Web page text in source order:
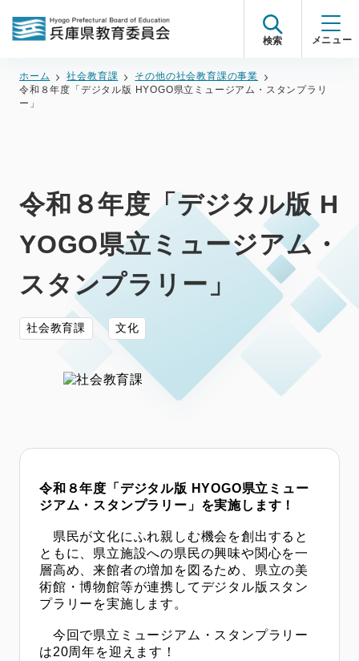
検索
ホーム 社会教育課
その他の社会教育課の事業
令和８年度「デジタル版 HYOGO県立ミュージアム・スタンプラリ
ー」
令和８年度「デジタル版 H
YOGO県立ミュージアム・
スタンプラリー」
社会教育課 文化
令和８年度「デジタル版 HYOGO県立ミュー
ジアム・スタンプラリー」を実施します！
県民が文化にふれ親しむ機会を創出すると
ともに、県立施設への県民の興味や関心を一
層高め、来館者の増加を図るため、県立の美
術館・博物館等が連携してデジタル版スタン
プラリーを実施します。
今回で県立ミュージアム・スタンプラリー
は20周年を迎えます！